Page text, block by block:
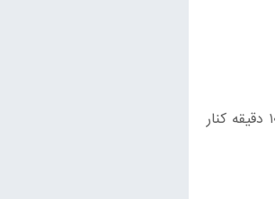
در یک‌کاسه کوچک، آب ولرم (دمای حدود ۴۰ درجه سانتی‌گراد)، شکر و خمیرمایه را مخلوط کرده و ۵ تا ۱۰ دقیقه کنار